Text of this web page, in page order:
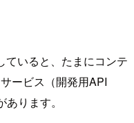
ていると、たまにコンテ
ービス（開発用API
ります。